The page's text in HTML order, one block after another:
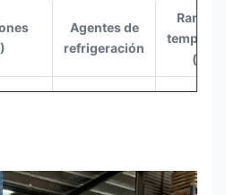
Agentes de
refrigeración
Rango
(°C)